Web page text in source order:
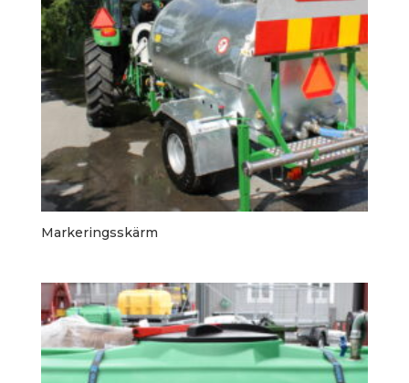
Markeringsskärm